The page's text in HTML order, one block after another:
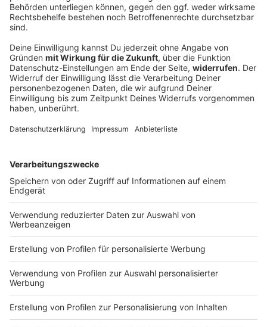
Radfahrerin wird bei Sturz lebensgefährlich
verletzt
Während eines Radausfluges in Oberbayern stürzt
eine 68 Jahre alte Urlauberin aus Rheinland-Pfalz
DEINE GEMERKTEN ARTIKEL
Du hast dir noch keine Artikel gemerkt
Markiere sie hierfür mit einem